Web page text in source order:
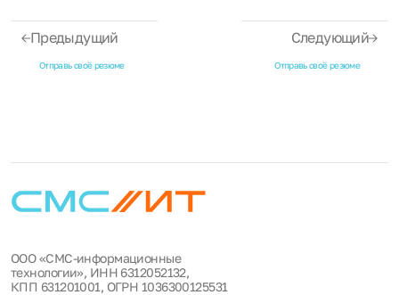
Предыдущий
Отправь своё резюме
Следующий
Отправь своё резюме
ООО «СМС-информационные
технологии», ИНН 6312052132,
КПП 631201001, ОГРН 1036300125531